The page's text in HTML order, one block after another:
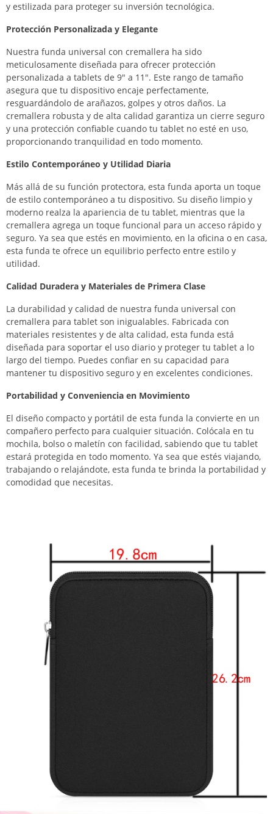
y estilizada para proteger su inversión tecnológica.
Protección Personalizada y Elegante
Nuestra funda universal con cremallera ha sido
meticulosamente diseñada para ofrecer protección
personalizada a tablets de 9″ a 11″. Este rango de tamaño
asegura que tu dispositivo encaje perfectamente,
resguardándolo de arañazos, golpes y otros daños. La
cremallera robusta y de alta calidad garantiza un cierre seguro
y una protección confiable cuando tu tablet no esté en uso,
proporcionando tranquilidad en todo momento.
Estilo Contemporáneo y Utilidad Diaria
Más allá de su función protectora, esta funda aporta un toque
de estilo contemporáneo a tu dispositivo. Su diseño limpio y
moderno realza la apariencia de tu tablet, mientras que la
cremallera agrega un toque funcional para un acceso rápido y
seguro. Ya sea que estés en movimiento, en la oficina o en casa,
esta funda te ofrece un equilibrio perfecto entre estilo y
utilidad.
Calidad Duradera y Materiales de Primera Clase
La durabilidad y calidad de nuestra funda universal con
cremallera para tablet son inigualables. Fabricada con
materiales resistentes y de alta calidad, esta funda está
diseñada para soportar el uso diario y proteger tu tablet a lo
largo del tiempo. Puedes confiar en su capacidad para
mantener tu dispositivo seguro y en excelentes condiciones.
Portabilidad y Conveniencia en Movimiento
El diseño compacto y portátil de esta funda la convierte en un
compañero perfecto para cualquier situación. Colócala en tu
mochila, bolso o maletín con facilidad, sabiendo que tu tablet
estará protegida en todo momento. Ya sea que estés viajando,
trabajando o relajándote, esta funda te brinda la portabilidad y
comodidad que necesitas.